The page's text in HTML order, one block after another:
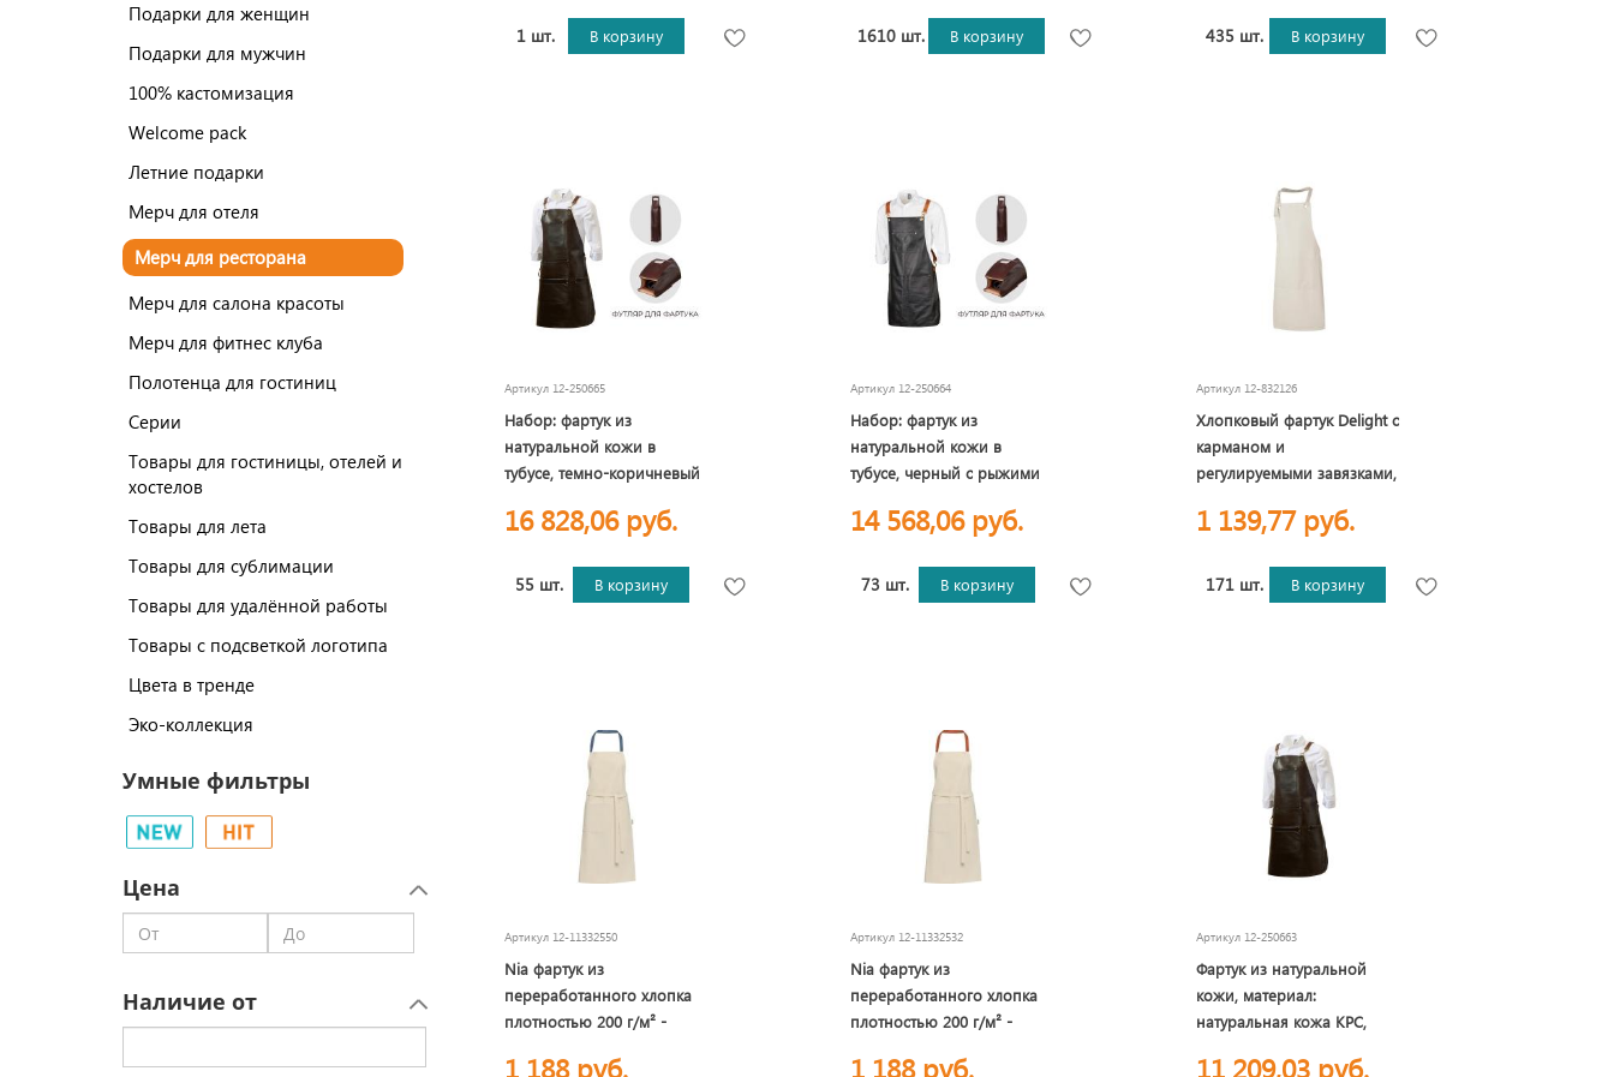
Подарки для женщин
Подарки для мужчин
100% кастомизация
Welcome pack
Летние подарки
Мерч для отеля
Мерч для ресторана
Мерч для салона красоты
Мерч для фитнес клуба
Полотенца для гостиниц
Серии
Товары для гостиницы, отелей и
хостелов
Товары для лета
Товары для сублимации
Товары для удалённой работы
Товары с подсветкой логотипа
Цвета в тренде
Эко-коллекция
Умные фильтры
Цена
Наличие от
1 шт. В корзину 1610 шт. В корзину 435 шт. В корзину
Артикул 12-250665
Набор: фартук из
натуральной кожи в
тубусе, темно-коричневый
16 828,06 руб.
55 шт. В корзину
Артикул 12-250664
Набор: фартук из
натуральной кожи в
тубусе, черный с рыжими
14 568,06 руб.
73 шт. В корзину
Артикул 12-832126
Хлопковый фартук Delight с
карманом и
регулируемыми завязками,
1 139,77 руб.
171 шт. В корзину
Артикул 12-11332550
Nia фартук из
переработанного хлопка
плотностью 200 г/м² -
1 188 руб.
Артикул 12-11332532
Nia фартук из
переработанного хлопка
плотностью 200 г/м² -
1 188 руб.
Артикул 12-250663
Фартук из натуральной
кожи, материал:
натуральная кожа КРС,
11 209,03 руб.